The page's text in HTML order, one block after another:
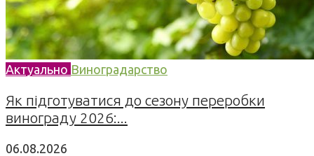
Актуально Виноградарство
Як підготуватися до сезону переробки
винограду 2026:...
06.08.2026